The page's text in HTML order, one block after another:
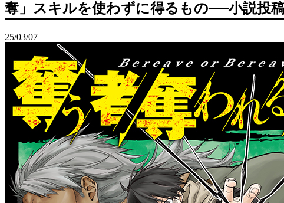
奪」スキルを使わずに得るもの──小説投
25/03/07